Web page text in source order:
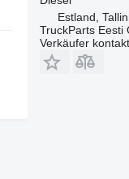
Estland,
TruckParts Eesti
Verkäufer